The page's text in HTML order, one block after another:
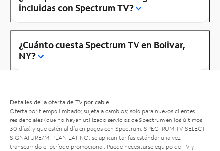
incluidas con Spectrum TV?
¿Cuánto cuesta Spectrum TV en Bolivar,
NY?
Detalles de la oferta de TV por cable
Oferta por tiempo limitado; sujeta a cambios; solo para nuevos clientes
residenciales (que no hayan utilizado servicios de Spectrum en los últimos
30 días) y que estén al día en pagos con Spectrum. SPECTRUM TV SELECT
SIGNATURE/MI PLAN LATINO: se aplican tarifas estándar una vez
transcurrido el período promocional. Puede necesitarse equipo de TV y